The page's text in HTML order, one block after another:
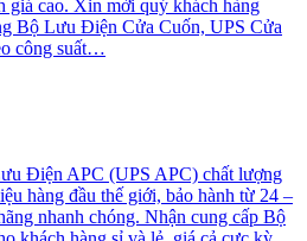
giá cao. Xin mời quý khách hàng
Bộ Lưu Điện Cửa Cuốn, UPS Cửa
công suất…
Điện APC (UPS APC) chất lượng
hàng đầu thế giới, bảo hành từ 24 –
nhanh chóng. Nhận cung cấp Bộ